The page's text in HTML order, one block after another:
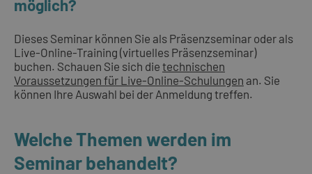
möglich?
Dieses Seminar können Sie als Präsenzseminar oder als
Live-Online-Training (virtuelles Präsenzseminar)
buchen. Schauen Sie sich die technischen
Voraussetzungen für Live-Online-Schulungen an. Sie
können Ihre Auswahl bei der Anmeldung treffen.
Welche Themen werden im
Seminar behandelt?